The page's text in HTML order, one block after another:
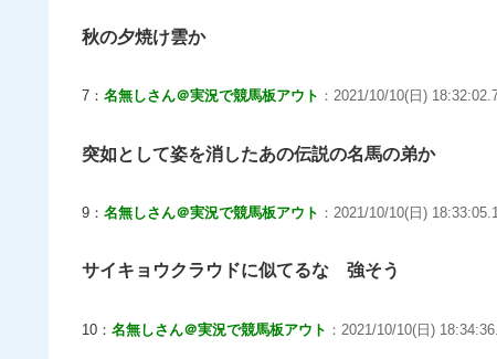
秋の夕焼け雲か
7： 名無しさん＠実況で競馬板アウト ：2021/10/10(日)
突如として姿を消したあの伝説の名馬の弟か
9： 名無しさん＠実況で競馬板アウト ：2021/10/10(日)
サイキョウクラウドに似てるな 強そう
10： 名無しさん＠実況で競馬板アウト ：2021/10/10(日)